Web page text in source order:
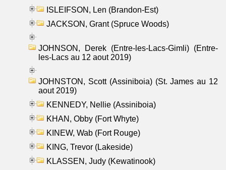
ISLEIFSON, Len (Brandon-Est)
JACKSON, Grant (Spruce Woods)
JOHNSON, Derek (Entre-les-Lacs-Gimli) (Entre-
les-Lacs au 12 aout 2019)
JOHNSTON, Scott (Assiniboia) (St. James au 12
aout 2019)
KENNEDY, Nellie (Assiniboia)
KHAN, Obby (Fort Whyte)
KINEW, Wab (Fort Rouge)
KING, Trevor (Lakeside)
KLASSEN, Judy (Kewatinook)